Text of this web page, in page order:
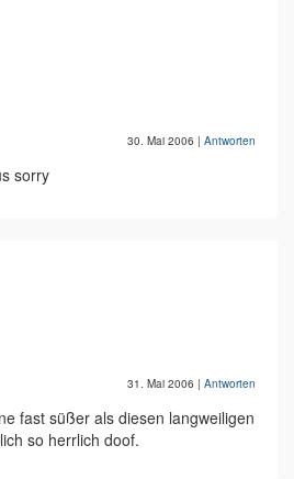
30. Mai 2006 | Antworten
sorry
31. Mai 2006 | Antworten
fast süßer als diesen langweiligen
so herrlich doof.